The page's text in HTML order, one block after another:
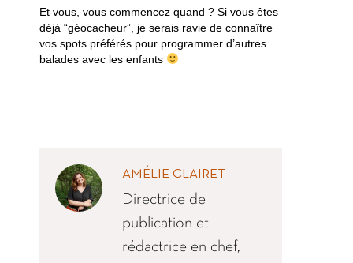
Et vous, vous commencez quand ? Si vous êtes
déjà “géocacheur”, je serais ravie de connaître
vos spots préférés pour programmer d’autres
balades avec les enfants
AMÉLIE CLAIRET
Directrice de
publication et
rédactrice en chef,